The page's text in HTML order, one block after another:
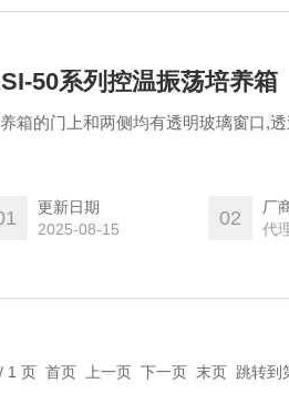
50系列控温振荡培养箱
箱的门上和两侧均有透明玻璃窗口,
更新日期
2025-08-15
02
厂
代
/ 1 页 首页 上一页 下一页 末页 跳转到